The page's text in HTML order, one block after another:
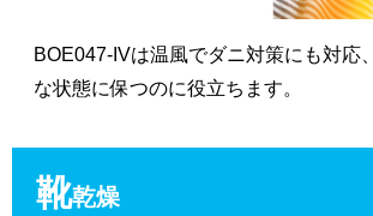
BOE047-IVは温風でダニ対策にも対応
な状態に保つのに役立ちます。
靴乾燥